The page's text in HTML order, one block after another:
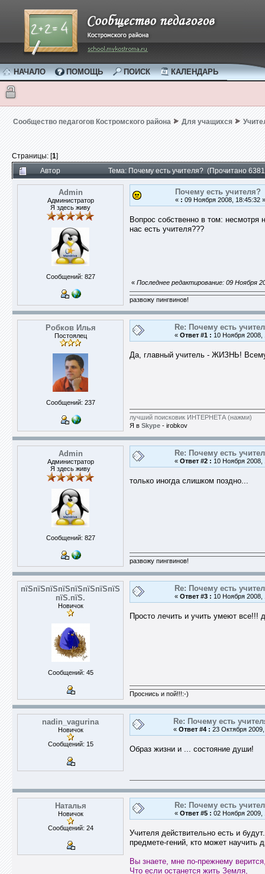
НАЧАЛО ПОМОЩЬ ПОИСК КАЛЕНДАРЬ
Сообщество педагогов Костромского района Для учащихся
Страницы: [1]
Автор
Тема: Почему есть учителя? (Прочитано
Admin
Администратор
Я здесь живу
Сообщений: 827
Почему есть учителя?
« : 09 Ноября 2008, 18:45:32 »
Вопрос собственно в том: несмотря
нас есть учителя???
« Последнее редактирование: 09 Ноября
развожу пингвинов!
Робков Илья
Постоялец
Сообщений: 237
Re: Почему есть
« Ответ #1 : 10 Ноября 2008,
Да, главный учитель - ЖИЗНЬ!
лучший поисковик ИНТЕРНЕТА (нажми)
Я в Skype - irobkov
Admin
Администратор
Я здесь живу
Сообщений: 827
Re: Почему есть
« Ответ #2 : 10 Ноября 2008,
только иногда слишком поздно...
развожу пингвинов!
пїЅпїЅпїЅпїЅпїЅпїЅпїЅпїЅ
пїЅ.пїЅ.
Новичок
Сообщений: 45
Re: Почему есть
« Ответ #3 : 10 Ноября 2008,
Просто лечить и учить умеют все!!!
Проснись и пой!!!:-)
nadin_vagurina
Новичок
Сообщений: 15
Re: Почему есть
« Ответ #4 : 23 Октября
Образ жизни и ... состояние души!
Наталья
Новичок
Сообщений: 24
Re: Почему есть
« Ответ #5 : 02 Ноября 2009,
Учителя действительно есть и
предмете-гений, кто может научить
Вы знаете, мне по-прежнему
Что если останется жить Земля,